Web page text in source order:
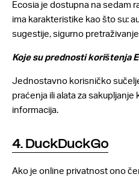
Ecosia je dostupna na sedam
ima karakteristike kao što su:
sugestije, sigurno
Koje su prednosti korištenja
Jednostavno korisničko
praćenja ili alata za sakupljanje
informacija.
4. DuckDuckGo
Ako je online privatnost ono